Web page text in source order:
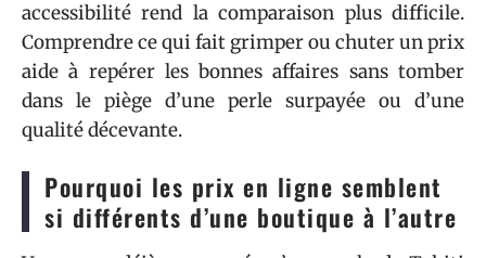
accessibilité rend la comparaison plus difficile.
Comprendre ce qui fait grimper ou chuter un prix
aide à repérer les bonnes affaires sans tomber
dans le piège d’une perle surpayée ou d’une
qualité décevante.
Pourquoi les prix en ligne semblent
si différents d’une boutique à l’autre